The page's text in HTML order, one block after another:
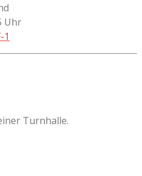
Uhr
1
Turnhalle.